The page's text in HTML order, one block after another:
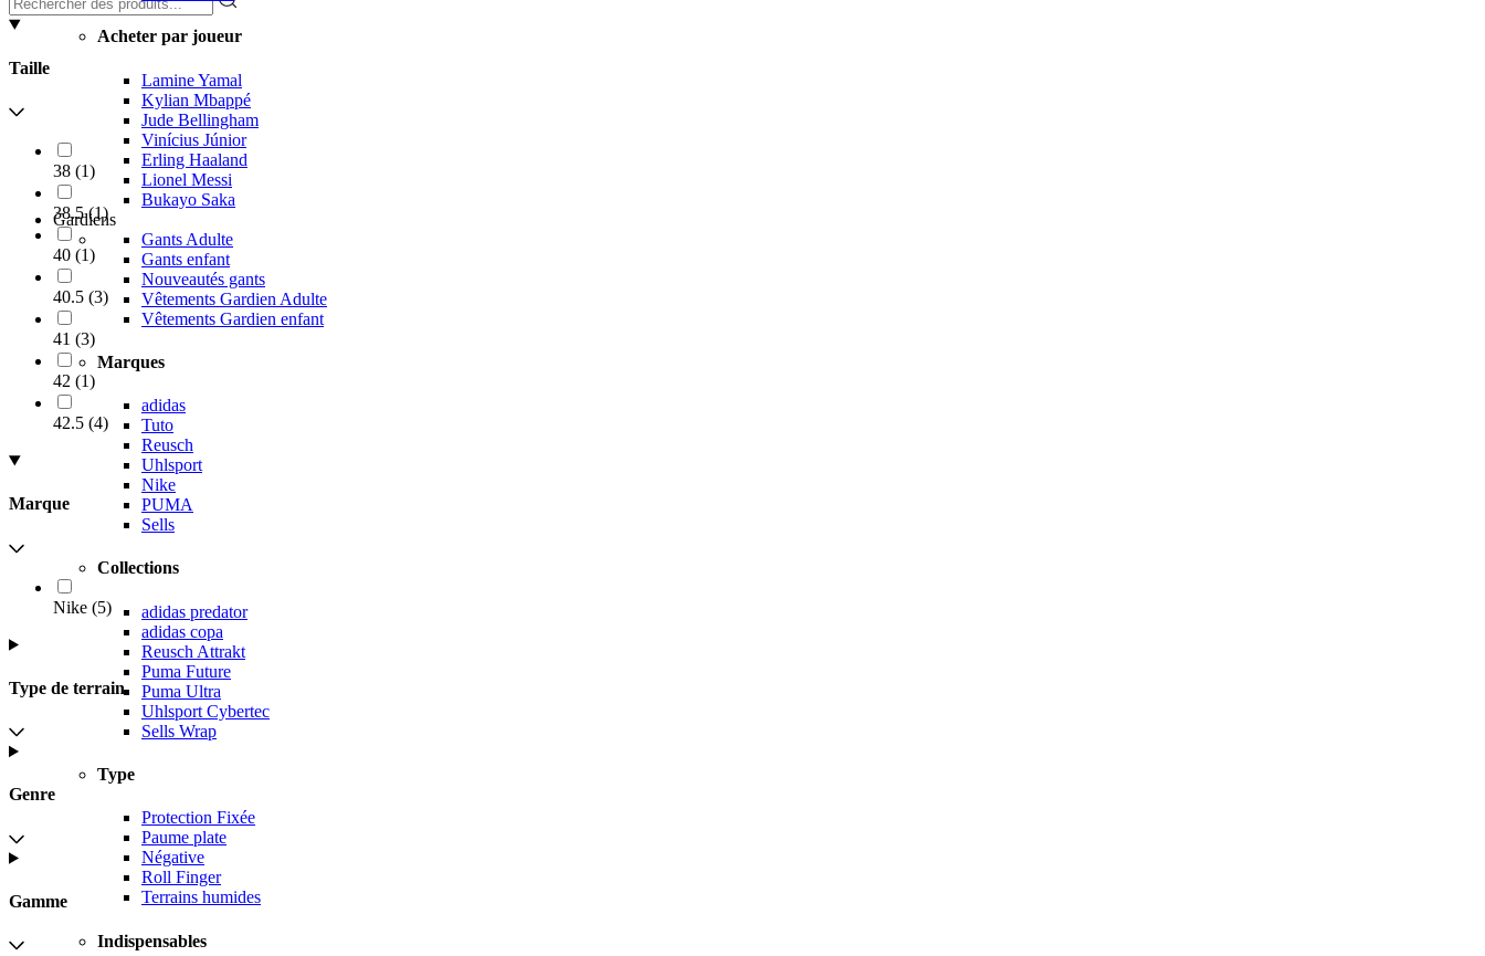
Acheter par joueur
Lamine Yamal
Kylian Mbappé
Jude Bellingham
Vinícius Júnior
Erling Haaland
Lionel Messi
Bukayo Saka
Gardiens
Gants Adulte
Gants enfant
Nouveautés gants
Vêtements Gardien Adulte
Vêtements Gardien enfant
Marques
adidas
Tuto
Reusch
Uhlsport
Nike
PUMA
Sells
Collections
adidas predator
adidas copa
Reusch Attrakt
Puma Future
Puma Ultra
Uhlsport Cybertec
Sells Wrap
Type
Protection Fixée
Paume plate
Négative
Roll Finger
Terrains humides
Indispensables
Taille
38 (1)
38.5 (1)
40 (1)
40.5 (3)
41 (3)
42 (1)
42.5 (4)
Marque
Nike (5)
Type de terrain
Genre
Gamme